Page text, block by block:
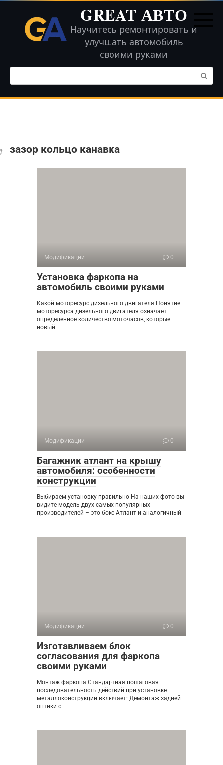
Перейти
контенту
GREAT АВТО
Научитесь ремонтировать и
улучшать автомобиль
своими руками
Поиск:
зазор кольцо канавка
Модификации 0
Установка фаркопа на
автомобиль своими руками
Какой моторесурс дизельного двигателя Понятие
моторесурса дизельного двигателя означает
определенное количество моточасов, которые
новый
Модификации 0
Багажник атлант на крышу
автомобиля: особенности
конструкции
Выбираем установку правильно На наших фото вы
видите модель двух самых популярных
производителей – это бокс Атлант и аналогичный
Модификации 0
Изготавливаем блок
согласования для фаркопа
своими руками
Монтаж фаркопа Стандартная пошаговая
последовательность действий при установке
металлоконструкции включает: Демонтаж задней
оптики с